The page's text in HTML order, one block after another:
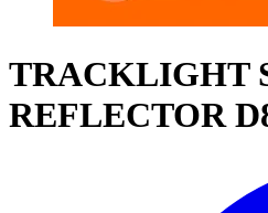
TRACKLIGHT
REFLECTOR